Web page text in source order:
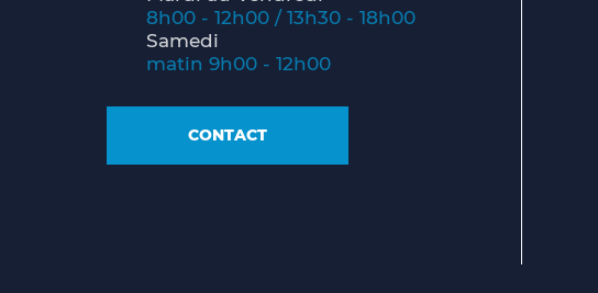
8h00 - 12h00 / 13h30 - 18h00
Samedi
matin 9h00 - 12h00
CONTACT